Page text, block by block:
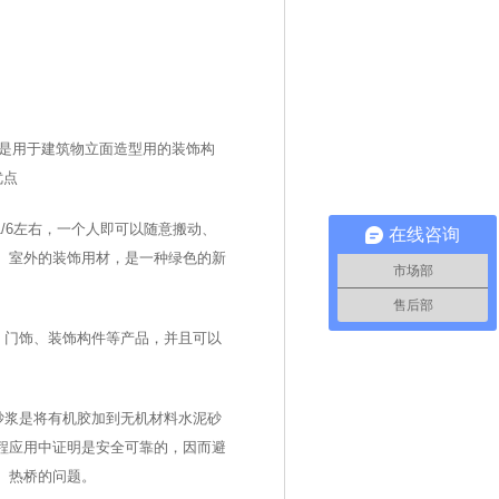
用于建筑物立面造型用的装饰构
6左右，一个人即可以随意搬动、
室外的装饰用材，是一种绿色的新
饰、装饰构件等产品，并且可以
是将有机胶加到无机材料水泥砂
应用中证明是安全可靠的，因而避
桥的问题。
在线咨询
市场部
售后部